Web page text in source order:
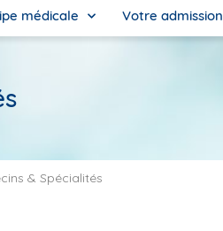
médicale Votre admission
& Spécialités